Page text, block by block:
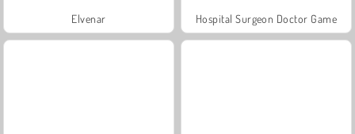
Elvenar Hospital Surgeon Doctor Game